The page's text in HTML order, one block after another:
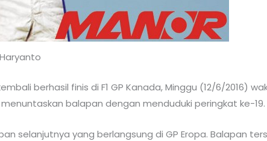
berhasil finis di F1 GP Kanada, Minggu (12/6/2016)
balapan dengan menduduki peringkat ke-19.
selanjutnya yang berlangsung di GP Eropa. Balapan